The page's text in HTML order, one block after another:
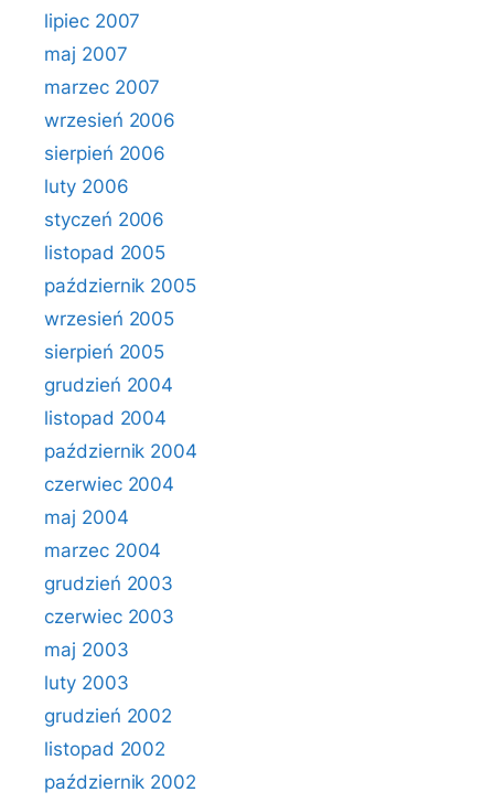
lipiec 2007
maj 2007
marzec 2007
wrzesień 2006
sierpień 2006
luty 2006
styczeń 2006
listopad 2005
październik 2005
wrzesień 2005
sierpień 2005
grudzień 2004
listopad 2004
październik 2004
czerwiec 2004
maj 2004
marzec 2004
grudzień 2003
czerwiec 2003
maj 2003
luty 2003
grudzień 2002
listopad 2002
październik 2002